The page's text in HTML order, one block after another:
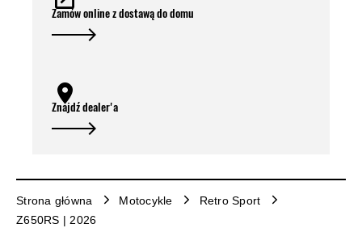
Zamów online z dostawą do domu
Znajdź dealer'a
Strona główna Motocykle
Retro Sport
Z650RS | 2026